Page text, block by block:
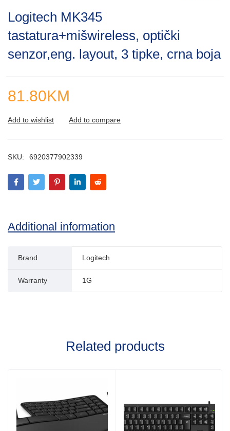
Logitech MK345
tastatura+mišwireless, optički
senzor,eng. layout, 3 tipke, crna boja
81.80KM
SKU: 6920377902339
Additional information
Brand Logitech
Warranty 1G
Related products